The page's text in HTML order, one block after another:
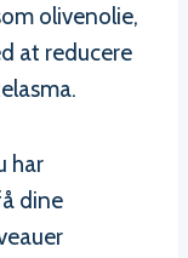
olivenolie,
at reducere
har
dine